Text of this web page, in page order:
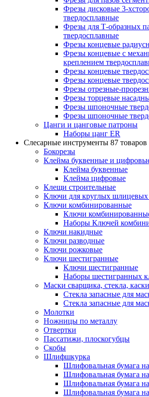
Фрезы дисковые 3-
твердосплавные
Фрезы для Т-образных
твердосплавные
Фрезы концевые
Фрезы концевые с
креплением
Фрезы концевые
Фрезы концевые
Фрезы отрезные-
Фрезы торцевые
Фрезы шпоночные
Фрезы шпоночные
Цанги и цанговые патроны
Наборы цанг ER
Слесарные инструменты 87 товаров
Бокорезы
Клейма буквенные и
Клейма буквенные
Клейма цифровые
Клещи строительные
Ключи для круглых шлицевых
Ключи комбинированные
Ключи
Наборы Ключей
Ключи накидные
Ключи разводные
Ключи рожковые
Ключи шестигранные
Ключи шестигранные
Наборы шестигранных
Маски сварщика, стекла, каски
Стекла запасные для
Стекла запасные для
Молотки
Ножницы по металлу
Отвертки
Пассатижи, плоскогубцы
Скобы
Шлифшкурка
Шлифовальная бумага
Шлифовальная бумага
Шлифовальная бумага
Шлифовальная бумага